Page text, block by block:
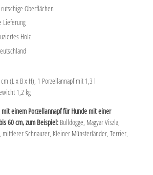
Oberflächen
Lieferung
Holz
(L x B x H), 1 Porzellannapf mit 1,3 l
1,2 kg
einem Porzellannapf für Hunde mit einer
60 cm, zum Beispiel: Bulldogge, Magyar Viszla,
mittlerer Schnauzer, Kleiner Münsterländer, Terrier,